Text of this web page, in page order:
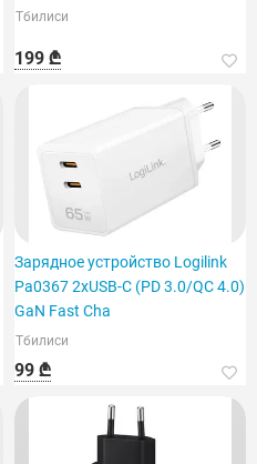
Тбилиси
199 ₾
Зарядное устройство Logilink
Pa0367 2xUSB-C (PD 3.0/QC 4.0)
GaN Fast Cha
Тбилиси
99 ₾